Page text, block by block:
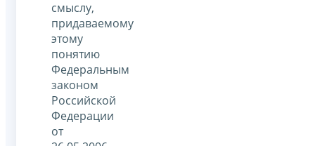
смыслу,
придаваемому
этому
понятию
Федеральным
законом
Российской
Федерации
от